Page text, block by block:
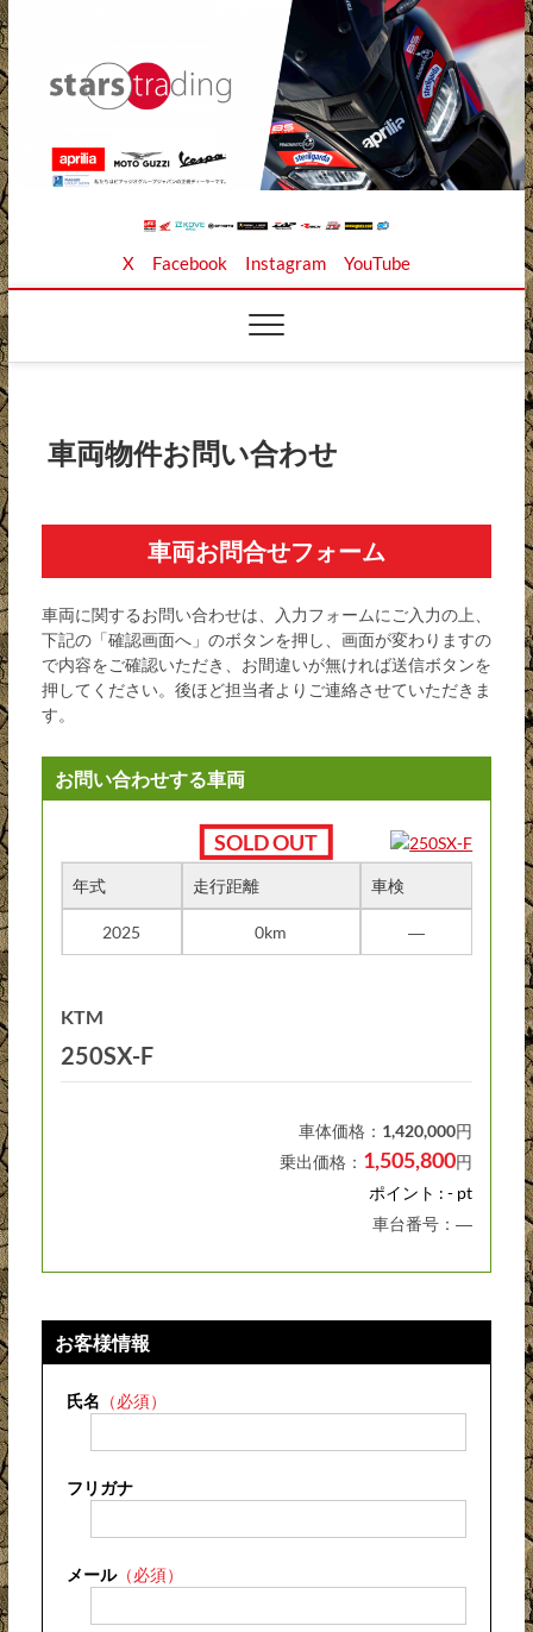
Skip
to
content
Stars Trading Ltd. |
株式会社スターズト
レーディング
APRILIA MOTO GUZZI正規ディーラー、REKLUSE、
X Facebook Instagram YouTube
車両物件お問い合わせ
車両お問合せフォーム
車両に関するお問い合わせは、入力フォームにご入力の上、
下記の「確認画面へ」のボタンを押し、画面が変わりますの
で内容をご確認いただき、お間違いが無ければ送信ボタンを
押してください。後ほど担当者よりご連絡させていただきま
す。
お客様情報
氏名 （必須）
フリガナ
メール（必須）
お問い合わせする車両
年式 走行距離 車検
2025 0km ―
KTM
250SX-F
車体価格： 1,420,000円
乗出価格： 1,505,800円
ポイント : - pt
車台番号：―